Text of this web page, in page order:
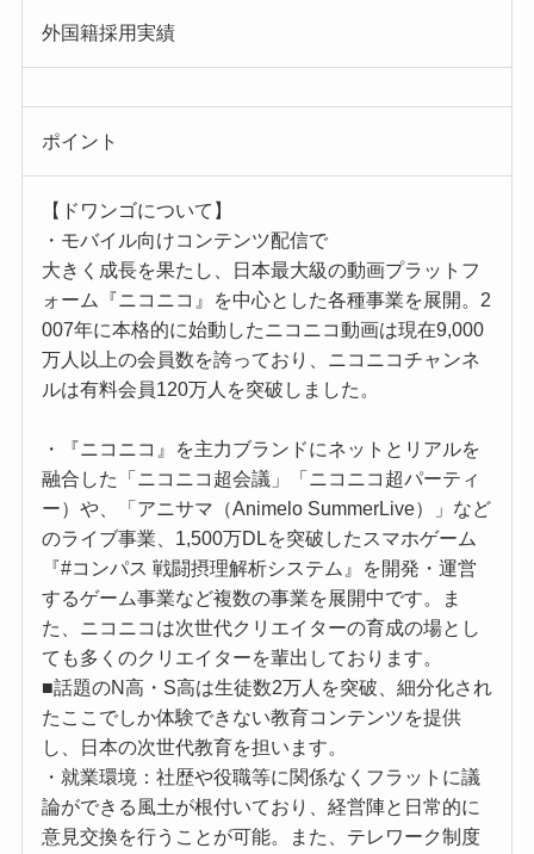
外国籍採用実績
ポイント
【ドワンゴについて】
・モバイル向けコンテンツ配信で
大きく成長を果たし、日本最大級の動画プラットフ
ォーム『ニコニコ』を中心とした各種事業を展開。2
007年に本格的に始動したニコニコ動画は現在9,000
万人以上の会員数を誇っており、ニコニコチャンネ
ルは有料会員120万人を突破しました。
・『ニコニコ』を主力ブランドにネットとリアルを
融合した「ニコニコ超会議」「ニコニコ超パーティ
ー）や、「アニサマ（Animelo SummerLive）」など
のライブ事業、1,500万DLを突破したスマホゲーム
『#コンパス 戦闘摂理解析システム』を開発・運営
するゲーム事業など複数の事業を展開中です。ま
た、ニコニコは次世代クリエイターの育成の場とし
ても多くのクリエイターを輩出しております。
■話題のN高・S高は生徒数2万人を突破、細分化され
たここでしか体験できない教育コンテンツを提供
し、日本の次世代教育を担います。
・就業環境：社歴や役職等に関係なくフラットに議
論ができる風土が根付いており、経営陣と日常的に
意見交換を行うことが可能。また、テレワーク制度